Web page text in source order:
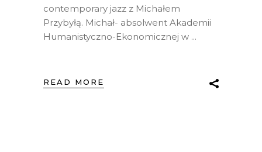
contemporary jazz z Michałem
Przybyłą. Michał- absolwent Akademii
Humanistyczno-Ekonomicznej w
READ MORE